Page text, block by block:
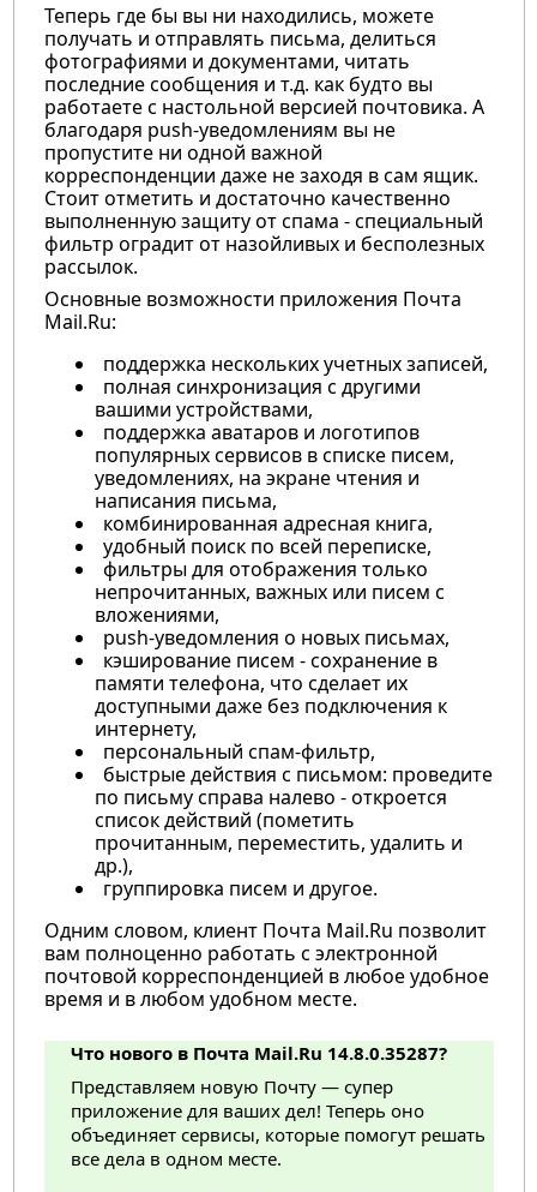
Теперь где бы вы ни находились, можете
получать и отправлять письма, делиться
фотографиями и документами, читать
последние сообщения и т.д. как будто вы
работаете с настольной версией почтовика. А
благодаря push-уведомлениям вы не
пропустите ни одной важной
корреспонденции даже не заходя в сам ящик.
Стоит отметить и достаточно качественно
выполненную защиту от спама - специальный
фильтр оградит от назойливых и бесполезных
рассылок.
Основные возможности приложения Почта
Mail.Ru:
поддержка нескольких учетных записей,
полная синхронизация с другими
вашими устройствами,
поддержка аватаров и логотипов
популярных сервисов в списке писем,
уведомлениях, на экране чтения и
написания письма,
комбинированная адресная книга,
удобный поиск по всей переписке,
фильтры для отображения только
непрочитанных, важных или писем с
вложениями,
push-уведомления о новых письмах,
кэширование писем - сохранение в
памяти телефона, что сделает их
доступными даже без подключения к
интернету,
персональный спам-фильтр,
быстрые действия с письмом: проведите
по письму справа налево - откроется
список действий (пометить
прочитанным, переместить, удалить и
др.),
группировка писем и другое.
Одним словом, клиент Почта Mail.Ru позволит
вам полноценно работать с электронной
почтовой корреспонденцией в любое удобное
время и в любом удобном месте.
Что нового в Почта Mail.Ru 14.8.0.35287?
Представляем новую Почту — супер
приложение для ваших дел! Теперь оно
объединяет сервисы, которые помогут решать
все дела в одном месте.